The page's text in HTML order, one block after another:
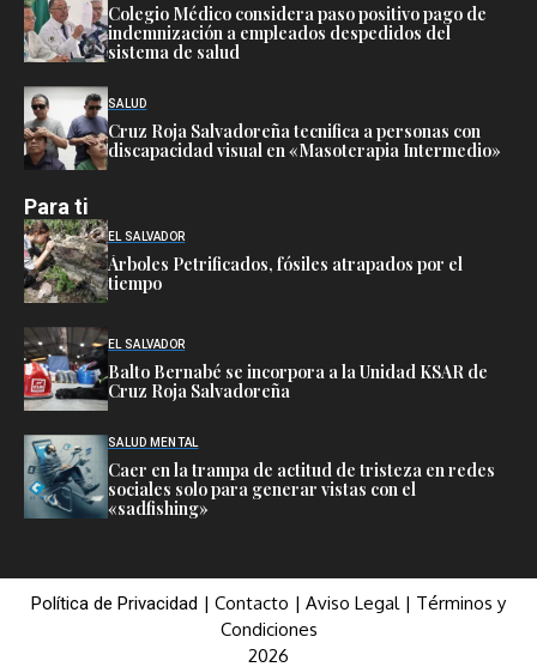
Colegio Médico considera paso positivo pago de
indemnización a empleados despedidos del
sistema de salud
SALUD
Cruz Roja Salvadoreña tecnifica a personas con
discapacidad visual en «Masoterapia Intermedio»
Para ti
EL SALVADOR
Árboles Petrificados, fósiles atrapados por el
tiempo
EL SALVADOR
Balto Bernabé se incorpora a la Unidad KSAR de
Cruz Roja Salvadoreña
SALUD MENTAL
Caer en la trampa de actitud de tristeza en redes
sociales solo para generar vistas con el
«sadfishing»
Política de Privacidad | Contacto | Aviso Legal| Términos y
Condiciones
2026